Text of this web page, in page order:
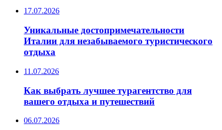
17.07.2026
Уникальные достопримечательности
Италии для незабываемого туристического
отдыха
11.07.2026
Как выбрать лучшее турагентство для
вашего отдыха и путешествий
06.07.2026